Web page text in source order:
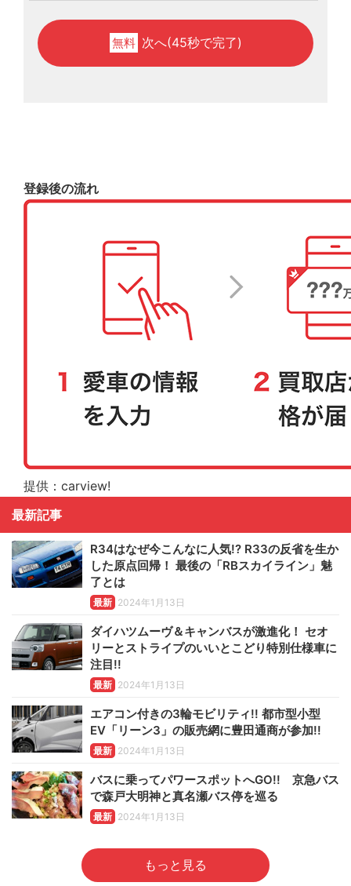
無料 次へ(45秒で完了)
登録後の流れ
提供：carview!
最新記事
R34はなぜ今こんなに人気!? R33の反省を生か
した原点回帰！ 最後の「RBスカイライン」魅
了とは
最新 2024年1月13日
ダイハツムーヴ＆キャンバスが激進化！ セオ
リーとストライプのいいとこどり特別仕様車に
注目!!
最新 2024年1月13日
エアコン付きの3輪モビリティ!! 都市型小型
EV「リーン3」の販売網に豊田通商が参加!!
最新 2024年1月13日
バスに乗ってパワースポットへGO!! 京急バス
で森戸大明神と真名瀬バス停を巡る
最新 2024年1月13日
もっと見る